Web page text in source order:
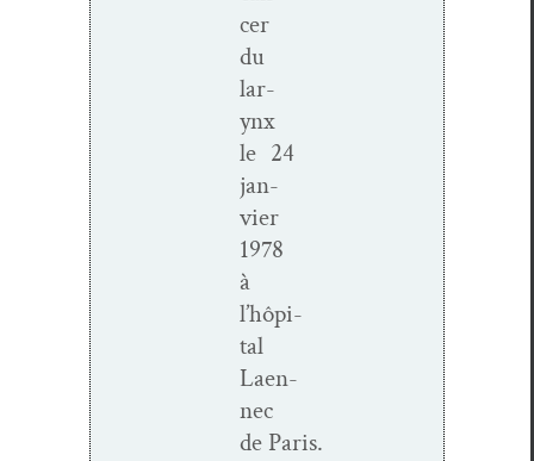
cer
du
lar­
ynx
le 24
jan­
vi­er
1978
à
l’hôpi­
tal
Laen­
nec
de Paris.